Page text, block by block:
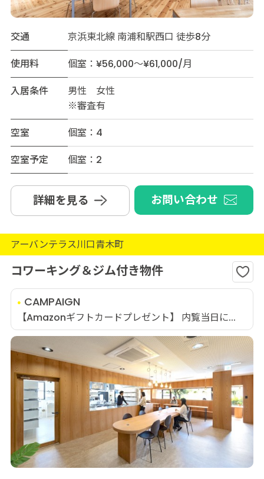
交通
京浜東北線 南浦和駅西口 徒歩8分
使用料
個室：¥56,000～¥61,000/月
入居条件
男性 女性
※審査有
空室
個室：4
空室予定
個室：2
詳細を見る お問い合わせ
アーバンテラス川口青木町
コワーキング＆ジム付き物件
CAMPAIGN
【Amazonギフトカードプレゼント】 内覧当日に...